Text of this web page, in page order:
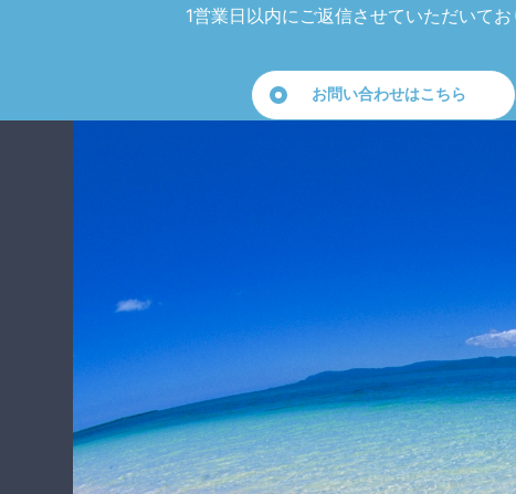
1営業日以内にご返信させていただいてお
お問い合わせはこちら